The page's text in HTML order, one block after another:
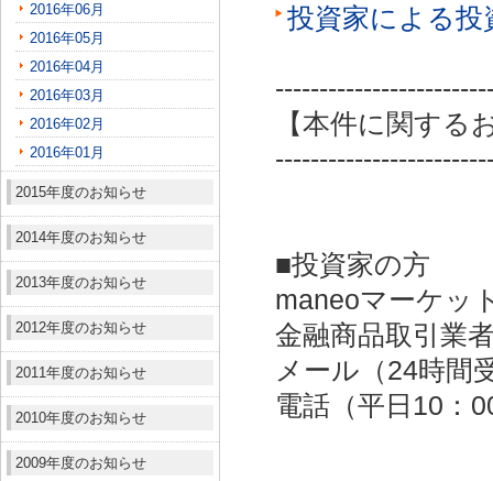
2016年06月
2016年05月
2016年04月
2016年03月
2016年02月
2016年01月
2015年度のお知らせ
2014年度のお知らせ
2013年度のお知らせ
2012年度のお知らせ
2011年度のお知らせ
2010年度のお知らせ
2009年度のお知らせ
投資家による
【本件に関する
■投資家の方
maneoマーケッ
金融商品取引業
メール（24時間
電話（平日10：